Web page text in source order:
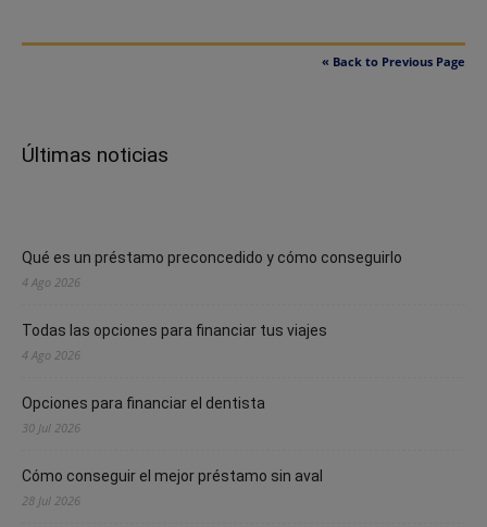
« Back to Previous Page
Últimas noticias
Qué es un préstamo preconcedido y cómo conseguirlo
4 Ago 2026
Todas las opciones para financiar tus viajes
4 Ago 2026
Opciones para financiar el dentista
30 Jul 2026
Cómo conseguir el mejor préstamo sin aval
28 Jul 2026